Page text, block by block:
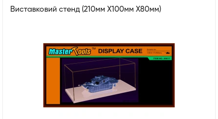
Виставковий стенд (210мм X100мм X80мм)